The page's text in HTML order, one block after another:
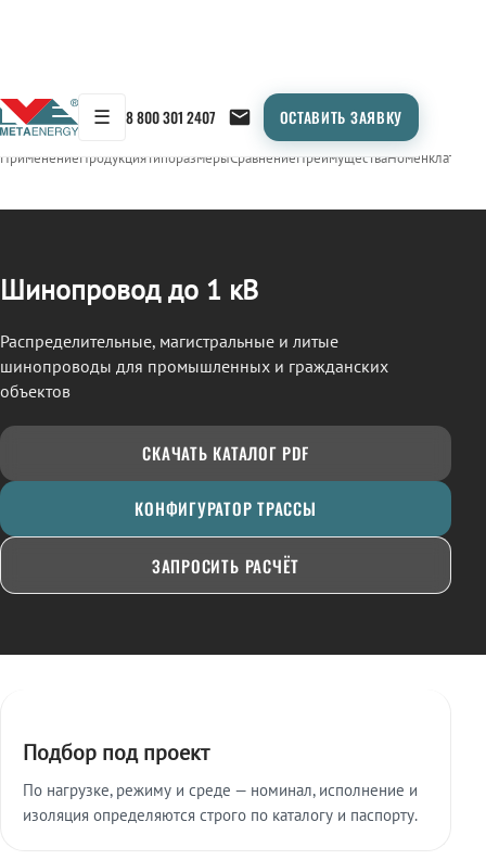
☰ 8 800 301 2407 ОСТАВИТЬ ЗАЯВКУ
← Продукция/ШИНОПРОВОД
ПрименениеПродукцияТипоразмерыСравнениеПреимуществаНоменклатура
Шинопровод до 1 кВ
Распределительные, магистральные и литые
шинопроводы для промышленных и гражданских
объектов
СКАЧАТЬ КАТАЛОГ PDF
КОНФИГУРАТОР ТРАССЫ
ЗАПРОСИТЬ РАСЧЁТ
Подбор под проект
По нагрузке, режиму и среде — номинал, исполнение и
изоляция определяются строго по каталогу и паспорту.